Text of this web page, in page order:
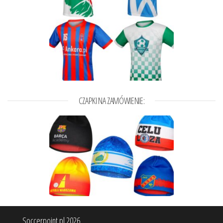
CZAPKI NA ZAMÓWIENIE: